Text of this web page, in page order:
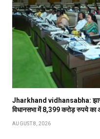
Jharkhand vidhansabha:
विधानसभा में 8,399 करोड़ रुपये
AUGUST 8, 2026